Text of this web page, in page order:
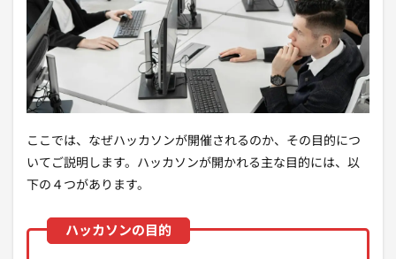
ここでは、なぜハッカソンが開催されるのか、その目的につ
いてご説明します。ハッカソンが開かれる主な目的には、以
下の４つがあります。